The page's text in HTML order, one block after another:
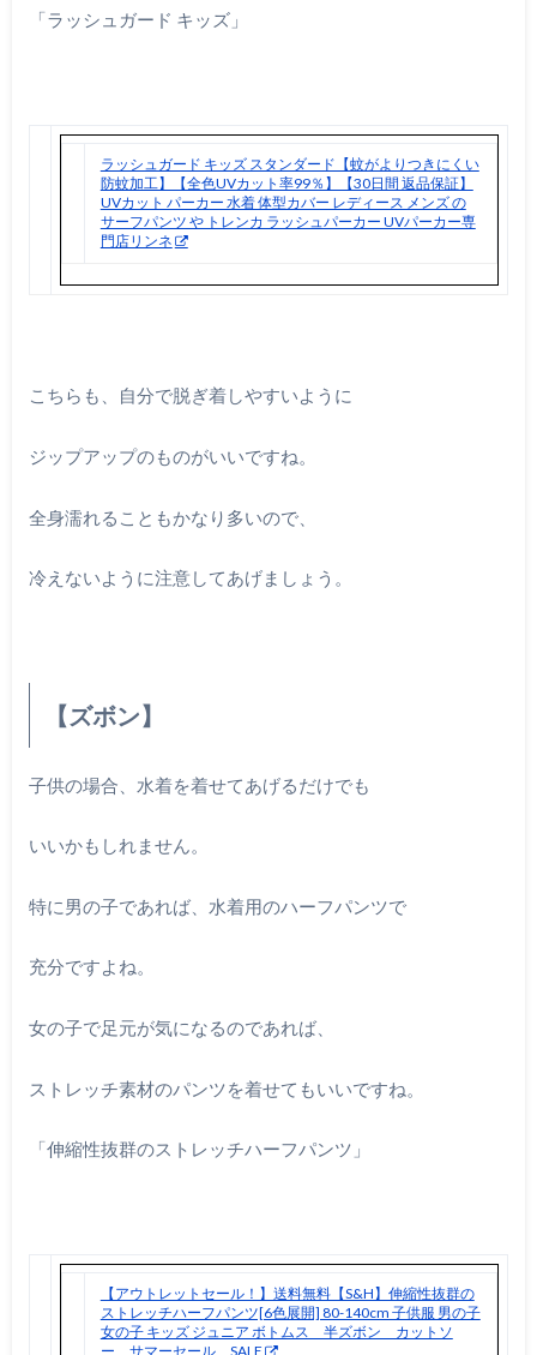
「ラッシュガード キッズ」
ラッシュガード キッズ スタンダード【蚊がよりつきにくい
防蚊加工】【全色UVカット率99％】【30日間 返品保証】
UVカット パーカー 水着 体型カバー レディース メンズ の
サーフパンツ や トレンカ ラッシュパーカー UVパーカー専
門店リンネ
こちらも、自分で脱ぎ着しやすいように
ジップアップのものがいいですね。
全身濡れることもかなり多いので、
冷えないように注意してあげましょう。
【ズボン】
子供の場合、水着を着せてあげるだけでも
いいかもしれません。
特に男の子であれば、水着用のハーフパンツで
充分ですよね。
女の子で足元が気になるのであれば、
ストレッチ素材のパンツを着せてもいいですね。
「伸縮性抜群のストレッチハーフパンツ」
【アウトレットセール！】送料無料【S&H】伸縮性抜群の
ストレッチハーフパンツ[6色展開] 80-140cm 子供服 男の子
女の子 キッズ ジュニア ボトムス 半ズボン カットソ
ー サマーセール SALE